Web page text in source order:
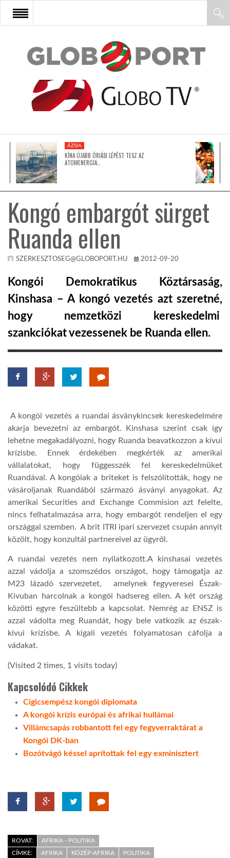
FŐOLDAL
AFRIKA
ÁZSIA
LATIN-AMERIKA
AUSZTRÁLIA
A VILÁG ITTHON
MÉDIA
GLOBOTV BP
HÍR3D
TROPICALMAGAZIN
GLOBOTV
A NAP SZÉPE
LINKTR.EE
GLOBOZSARU
LATIMO.HU
GLOBOBOOK
ÁZSIA
KÍNA ÚJABB ÓRIÁSI LÉPÉST TESZ AZ
ATOMENERGIA…
Kongó embargót sürget
Ruanda ellen
SZERKESZTOSEG@GLOBOPORT.HU 2012-09-20
Kongói Demokratikus Köztársaság,
Kinshasa – A kongó vezetés azt szeretné,
hogy nemzetközi kereskedelmi
szankciókat vezessenek be Ruanda ellen.
A kongói vezetés a ruandai ásványkincsek kereskedelmére
akarja bevezetni az embargót. Kinshasa szerint csak így
lehetne megakadályozni, hogy Ruanda beavatkozzon a kívui
krízisbe. Ennek érdekében megkérték az amerikai
vállalatokat, hogy függesszék fel kereskedelmüket
Ruandával. A kongóiak a briteket is felszólították, hogy ne
vásároljanak Ruandából származó ásványi anyagokat. Az
amerikai Securities and Exchange Commision azt felelte,
nincs felhatalmazása arra, hogy embargót rendeljen el egy
országgal szemben. A brit ITRI ipari szervezet csupán annyit
közölt, hogy konzultál partnereivel az ügyről.
A ruandai vezetés nem nyilatkozott.A kinshasai vezetés
azzal vádolja a szomszédos országot, hogy támogatja az
M23 lázadó szervezetet, amelynek fegyveresei Észak-
Kivuban harcolnak a kongói hadsereg ellen. A két ország
közötti egyre feszültebb a kapcsolat. Nemrég az ENSZ is
azzal vádolta meg Ruandát, hogy bele vatkozik az észak-
kívui krízisbe. A kigali vezetés folyamatosan cáfolja a
vádakat.
(Visited 2 times, 1 visits today)
Kapcsolódó Cikkek
Cigicsempész kongói diplomata
A kongói krízis európai és afrikai hullámai
Villámcsapás robbantott fel egy fegyverraktárat a
Kongói DK-ban
Bozótvágó késsel aprítottak fel egy exminisztert
ROVAT:
AFRIKA - POLITIKA
CÍMKE:
AFRIKA KÖZÉP-AFRIKA POLITIKA